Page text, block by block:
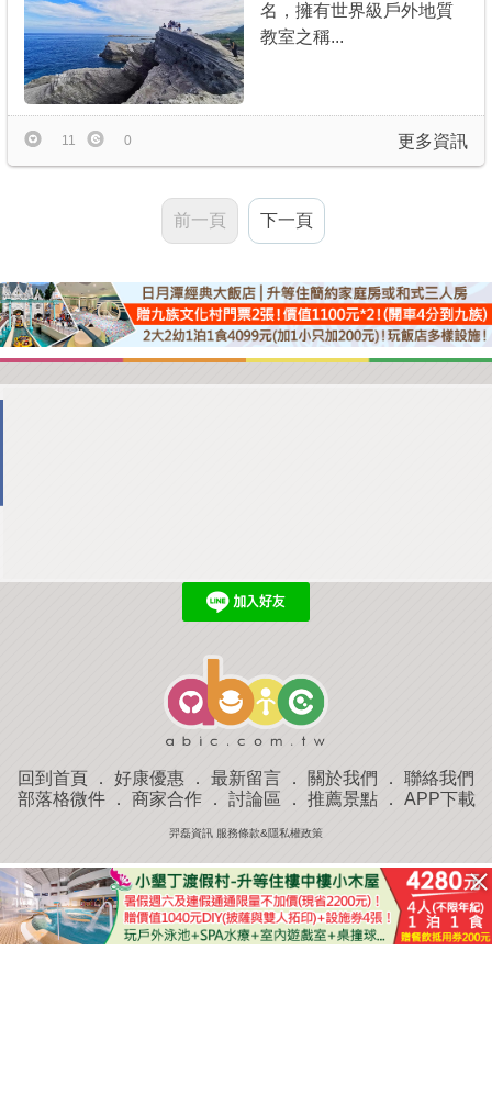
名，擁有世界級戶外地質
教室之稱...
更多資訊
11 0
前一頁 下一頁
回到首頁 ． 好康優惠 ． 最新留言 ． 關於我們 ． 聯絡我們
部落格微件． 商家合作． 討論區 ． 推薦景點． APP下載
羿磊資訊 服務條款&隱私權政策